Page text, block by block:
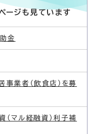
ージも見ています
金
業者（飲食店）を募
マル経融資）利子補